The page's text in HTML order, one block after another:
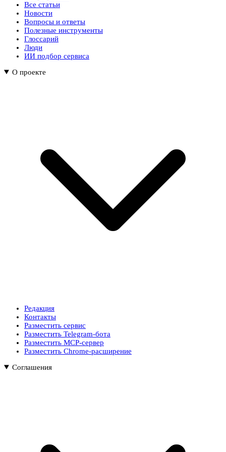
Все статьи
Новости
Вопросы и ответы
Полезные инструменты
Глоссарий
Люди
ИИ подбор сервиса
О проекте
Редакция
Контакты
Разместить сервис
Разместить Telegram-бота
Разместить MCP-сервер
Разместить Chrome-расширение
Соглашения